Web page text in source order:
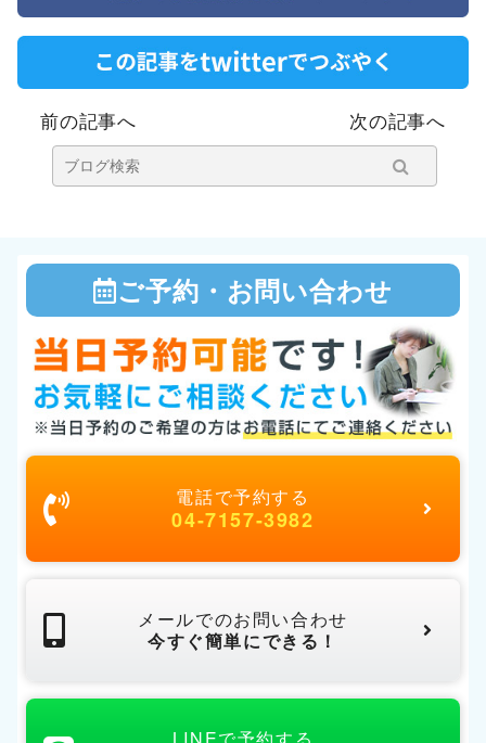
前の記事へ 次の記事へ
ご予約・お問い合わせ
電話で予約する
04-7157-3982
メールでのお問い合わせ
今すぐ簡単にできる！